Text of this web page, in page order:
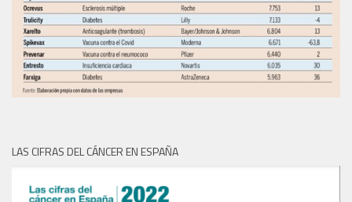
LAS CIFRAS DEL CÁNCER EN ESPAÑA